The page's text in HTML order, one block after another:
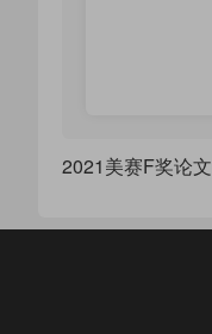
2021美赛F奖论文